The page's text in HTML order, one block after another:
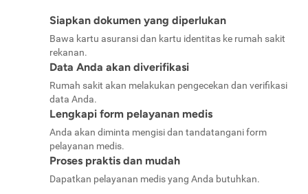
Siapkan dokumen yang diperlukan
Bawa kartu asuransi dan kartu identitas ke rumah sakit
rekanan.
Data Anda akan diverifikasi
Rumah sakit akan melakukan pengecekan dan verifikasi
data Anda.
Lengkapi form pelayanan medis
Anda akan diminta mengisi dan tandatangani form
pelayanan medis.
Proses praktis dan mudah
Dapatkan pelayanan medis yang Anda butuhkan.